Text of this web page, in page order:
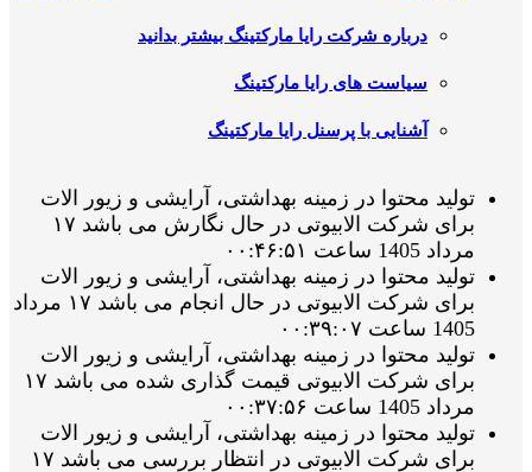
درباره شرکت رایا مارکتینگ بیشتر بدانید
سیاست های رایا مارکتینگ
آشنایی با پرسنل رایا مارکتینگ
تولید محتوا در زمینه بهداشتی، آرایشی و زیور الات
برای شرکت الابیوتی در حال نگارش می باشد ۱۷
مرداد 1405 ساعت ۰۰:۴۶:۵۱
تولید محتوا در زمینه بهداشتی، آرایشی و زیور الات
برای شرکت الابیوتی در حال انجام می باشد ۱۷ مرداد
1405 ساعت ۰۰:۳۹:۰۷
تولید محتوا در زمینه بهداشتی، آرایشی و زیور الات
برای شرکت الابیوتی قیمت گذاری شده می باشد ۱۷
مرداد 1405 ساعت ۰۰:۳۷:۵۶
تولید محتوا در زمینه بهداشتی، آرایشی و زیور الات
برای شرکت الابیوتی در انتظار بررسی می باشد ۱۷